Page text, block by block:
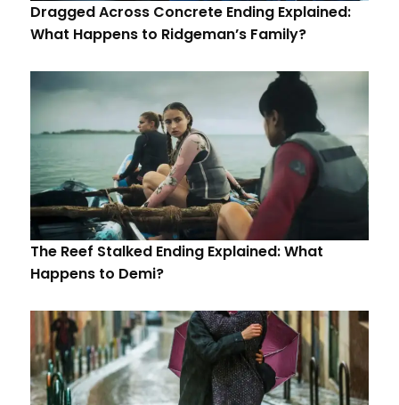
Dragged Across Concrete Ending Explained:
What Happens to Ridgeman’s Family?
The Reef Stalked Ending Explained: What
Happens to Demi?